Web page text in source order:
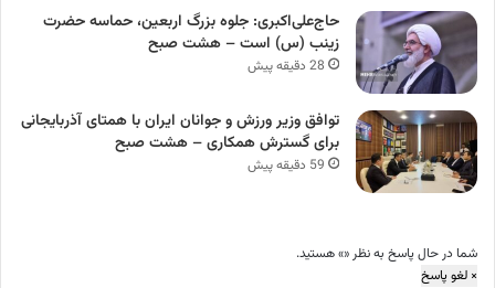
حاج‌علی‌اکبری: جلوه بزرگ اربعین، حماسه حضرت
زینب (س) است – هشت صبح
28 دقیقه پیش
توافق وزیر ورزش و جوانان ایران با همتای آذربایجانی
برای گسترش همکاری – هشت صبح
59 دقیقه پیش
شما در حال پاسخ به نظر «» هستید.
× لغو پاسخ